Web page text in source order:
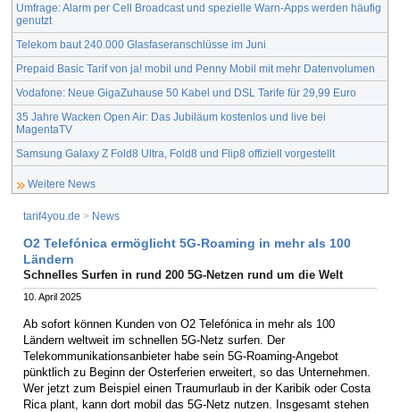
Umfrage: Alarm per Cell Broadcast und spezielle Warn-Apps werden häufig
genutzt
Telekom baut 240.000 Glasfaseranschlüsse im Juni
Prepaid Basic Tarif von ja! mobil und Penny Mobil mit mehr Datenvolumen
Vodafone: Neue GigaZuhause 50 Kabel und DSL Tarife für 29,99 Euro
35 Jahre Wacken Open Air: Das Jubiläum kostenlos und live bei
MagentaTV
Samsung Galaxy Z Fold8 Ultra, Fold8 und Flip8 offiziell vorgestellt
Weitere News
tarif4you.de > News
O2 Telefónica ermöglicht 5G-Roaming in mehr als 100
Ländern
Schnelles Surfen in rund 200 5G-Netzen rund um die Welt
10. April 2025
Ab sofort können Kunden von O2 Telefónica in mehr als 100
Ländern weltweit im schnellen 5G-Netz surfen. Der
Telekommunikationsanbieter habe sein 5G-Roaming-Angebot
pünktlich zu Beginn der Osterferien erweitert, so das Unternehmen.
Wer jetzt zum Beispiel einen Traumurlaub in der Karibik oder Costa
Rica plant, kann dort mobil das 5G-Netz nutzen. Insgesamt stehen